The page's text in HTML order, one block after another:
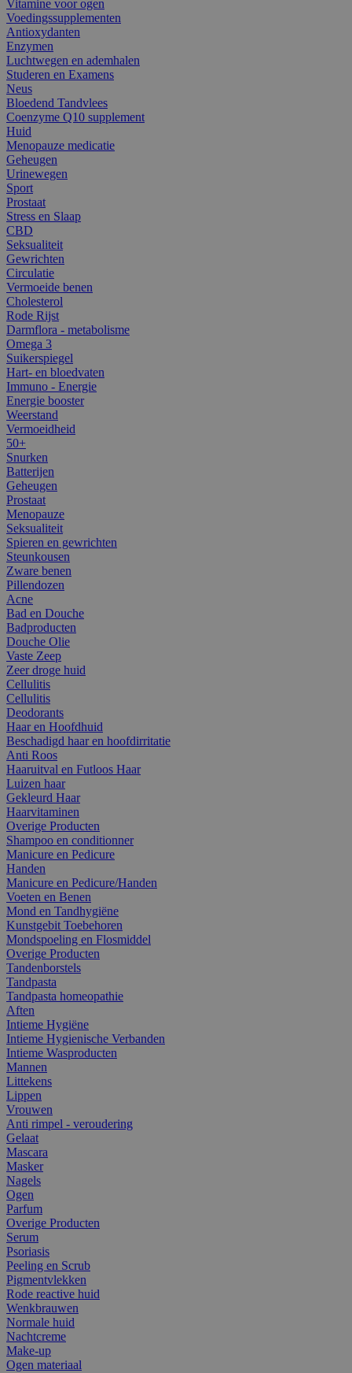
Vitamine voor ogen
Voedingssupplementen
Antioxydanten
Enzymen
Luchtwegen en ademhalen
Studeren en Examens
Neus
Bloedend Tandvlees
Coenzyme Q10 supplement
Huid
Menopauze medicatie
Geheugen
Urinewegen
Sport
Prostaat
Stress en Slaap
CBD
Seksualiteit
Gewrichten
Circulatie
Vermoeide benen
Cholesterol
Rode Rijst
Darmflora - metabolisme
Omega 3
Suikerspiegel
Hart- en bloedvaten
Immuno - Energie
Energie booster
Weerstand
Vermoeidheid
50+
Snurken
Batterijen
Geheugen
Prostaat
Menopauze
Seksualiteit
Spieren en gewrichten
Steunkousen
Zware benen
Pillendozen
Acne
Bad en Douche
Badproducten
Douche Olie
Vaste Zeep
Zeer droge huid
Cellulitis
Cellulitis
Deodorants
Haar en Hoofdhuid
Beschadigd haar en hoofdirritatie
Anti Roos
Haaruitval en Futloos Haar
Luizen haar
Gekleurd Haar
Haarvitaminen
Overige Producten
Shampoo en conditionner
Manicure en Pedicure
Handen
Manicure en Pedicure/Handen
Voeten en Benen
Mond en Tandhygiëne
Kunstgebit Toebehoren
Mondspoeling en Flosmiddel
Overige Producten
Tandenborstels
Tandpasta
Tandpasta homeopathie
Aften
Intieme Hygiëne
Intieme Hygienische Verbanden
Intieme Wasproducten
Mannen
Littekens
Lippen
Vrouwen
Anti rimpel - veroudering
Gelaat
Mascara
Masker
Nagels
Ogen
Parfum
Overige Producten
Serum
Psoriasis
Peeling en Scrub
Pigmentvlekken
Rode reactive huid
Wenkbrauwen
Normale huid
Nachtcreme
Make-up
Ogen materiaal